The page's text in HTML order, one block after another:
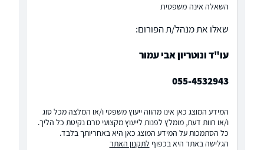
השאלה אינה משפטית
שאלו את מנהל/ת הפורום:
עו"ד ונוטריון אבי עמור
055-4532943
המידע המוצג כאן אינו מהווה ייעוץ משפטי ו/או המלצה מכל סוג
ו/או חוות דעת, מומלץ לפנות לייעוץ מקצועי טרם נקיטת כל הליך.
כל הסתמכות על המידע המוצג כאן היא באחריותך בלבד.
הגלישה באתר היא בכפוף לתקנון האתר